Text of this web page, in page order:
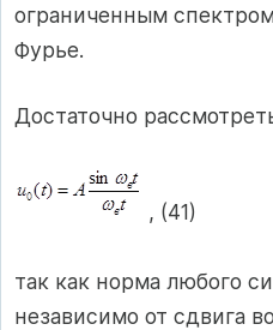
ограниченным
Фурье.
Достаточно
, (41)
так как норма любого
независимо от сдвига